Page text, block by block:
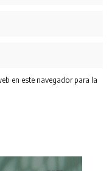
en este navegador para la